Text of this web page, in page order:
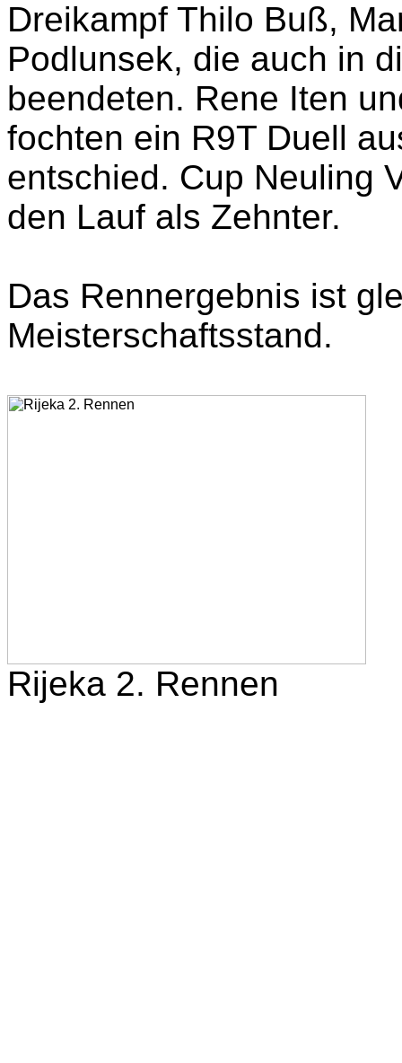
Dreikampf Thilo Buß,
Podlunsek, die auch in
beendeten. Rene Iten
fochten ein R9T Duell
entschied. Cup Neuling
den Lauf als Zehnter.
Das Rennergebnis ist
Meisterschaftsstand.
Rijeka 2. Rennen